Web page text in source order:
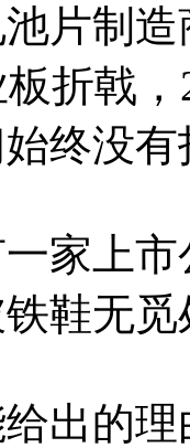
片制
折戟
终没有
家上
鞋无
出的